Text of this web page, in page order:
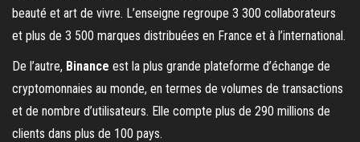
beauté et art de vivre. L’enseigne regroupe 3 300 collaborateurs
et plus de 3 500 marques distribuées en France et à l’international.
De l’autre, Binance est la plus grande plateforme d’échange de
cryptomonnaies au monde, en termes de volumes de transactions
et de nombre d’utilisateurs. Elle compte plus de 290 millions de
clients dans plus de 100 pays.